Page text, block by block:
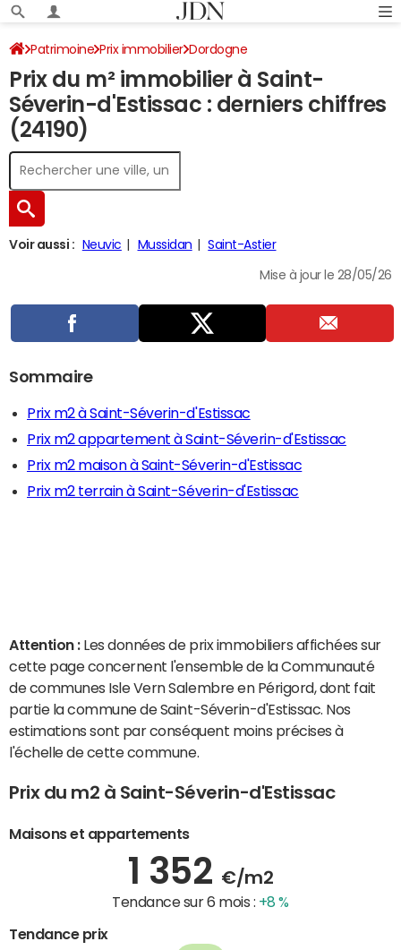
Patrimoine Prix immobilier Dordogne
Saint-Séverin-d'Estissac
Prix du m² immobilier à Saint-
Séverin-d'Estissac : derniers chiffres
(24190)
Voir aussi : Neuvic Mussidan Saint-Astier
Mise à jour le 28/05/26
Sommaire
Prix m2 à Saint-Séverin-d'Estissac
Prix m2 appartement à Saint-Séverin-d'Estissac
Prix m2 maison à Saint-Séverin-d'Estissac
Prix m2 terrain à Saint-Séverin-d'Estissac
Attention : Les données de prix immobiliers affichées sur
cette page concernent l'ensemble de la Communauté
de communes Isle Vern Salembre en Périgord, dont fait
partie la commune de Saint-Séverin-d'Estissac. Nos
estimations sont par conséquent moins précises à
l'échelle de cette commune.
Prix du m2 à Saint-Séverin-d'Estissac
Maisons et appartements
1 352 €/m2
Tendance sur 6 mois : +8 %
Tendance prix